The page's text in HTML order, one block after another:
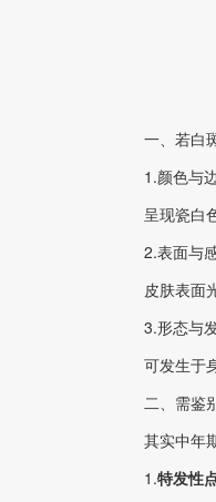
一、若白斑
1.颜色与边
呈现瓷白色
2.表面与感
皮肤表面光
3.形态与发
可发生于身
二、需鉴
其实中年期
1.特发性